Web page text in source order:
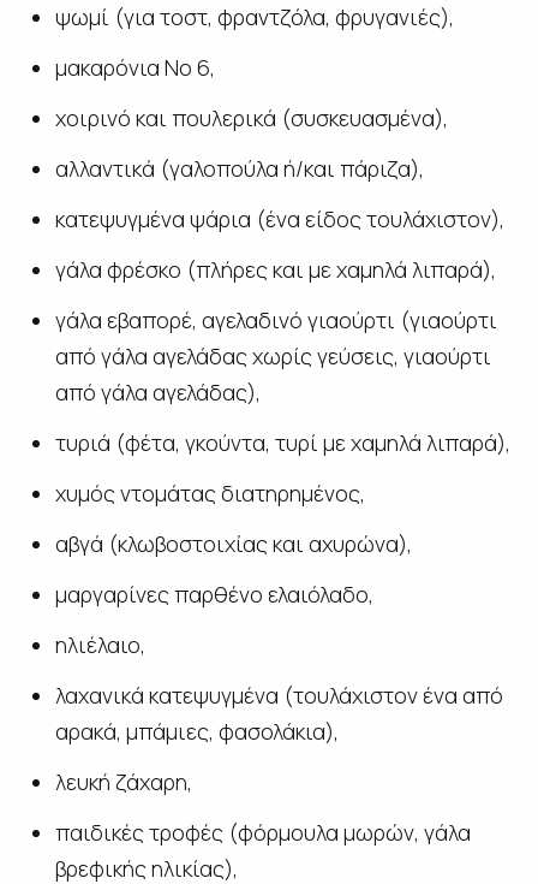
ψωμί (για τοστ, φραντζόλα, φρυγανιές),
μακαρόνια Νο 6,
χοιρινό και πουλερικά (συσκευασμένα),
αλλαντικά (γαλοπούλα ή/και πάριζα),
κατεψυγμένα ψάρια (ένα είδος τουλάχιστον),
γάλα φρέσκο (πλήρες και με χαμηλά λιπαρά),
γάλα εβαπορέ, αγελαδινό γιαούρτι (γιαούρτι
από γάλα αγελάδας χωρίς γεύσεις, γιαούρτι
από γάλα αγελάδας),
τυριά (φέτα, γκούντα, τυρί με χαμηλά λιπαρά),
χυμός ντομάτας διατηρημένος,
αβγά (κλωβοστοιχίας και αχυρώνα),
μαργαρίνες παρθένο ελαιόλαδο,
ηλιέλαιο,
λαχανικά κατεψυγμένα (τουλάχιστον ένα από
αρακά, μπάμιες, φασολάκια),
λευκή ζάχαρη,
παιδικές τροφές (φόρμουλα μωρών, γάλα
βρεφικής ηλικίας),